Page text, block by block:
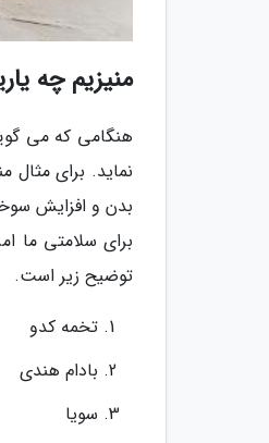
منیزیم چه
هنگامی که می
نماید. برای مثال
بدن و افزایش
توضیح زیر است.
تخمه کدو
بادام هندی
سویا